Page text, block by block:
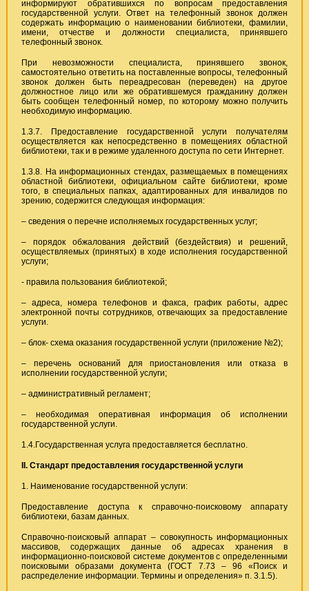
информируют обратившихся по вопросам предоставления
государственной услуги. Ответ на телефонный звонок должен
содержать информацию о наименовании библиотеки, фамилии,
имени, отчестве и должности специалиста, принявшего
телефонный звонок.
При невозможности специалиста, принявшего звонок,
самостоятельно ответить на поставленные вопросы, телефонный
звонок должен быть переадресован (переведен) на другое
должностное лицо или же обратившемуся гражданину должен
быть сообщен телефонный номер, по которому можно получить
необходимую информацию.
1.3.7. Предоставление государственной услуги получателям
осуществляется как непосредственно в помещениях областной
библиотеки, так и в режиме удаленного доступа по сети Интернет.
1.3.8. На информационных стендах, размещаемых в помещениях
областной библиотеки, официальном сайте библиотеки, кроме
того, в специальных папках, адаптированных для инвалидов по
зрению, содержится следующая информация:
– сведения о перечне исполняемых государственных услуг;
– порядок обжалования действий (бездействия) и решений,
осуществляемых (принятых) в ходе исполнения государственной
услуги;
- правила пользования библиотекой;
– адреса, номера телефонов и факса, график работы, адрес
электронной почты сотрудников, отвечающих за предоставление
услуги.
– блок- схема оказания государственной услуги (приложение №2);
– перечень оснований для приостановления или отказа в
исполнении государственной услуги;
– административный регламент;
– необходимая оперативная информация об исполнении
государственной услуги.
1.4.Государственная услуга предоставляется бесплатно.
II. Стандарт предоставления государственной услуги
1. Наименование государственной услуги:
Предоставление доступа к справочно-поисковому аппарату
библиотеки, базам данных.
Справочно-поисковый аппарат – совокупность информационных
массивов, содержащих данные об адресах хранения в
информационно-поисковой системе документов с определенными
поисковыми образами документа (ГОСТ 7.73 – 96 «Поиск и
распределение информации. Термины и определения» п. 3.1.5).